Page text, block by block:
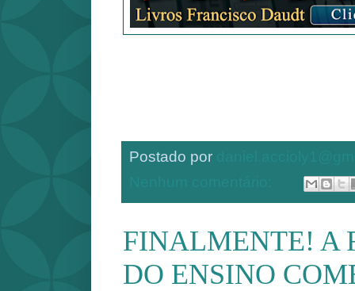
Postado por
FINALMENTE! A
DO ENSINO